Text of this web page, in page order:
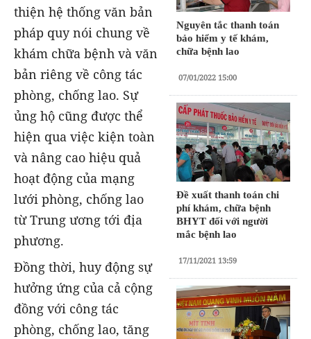
Nguyên tắc thanh toán
bảo hiểm y tế khám,
chữa bệnh lao
07/01/2022 15:00
Đề xuất thanh toán chi
phí khám, chữa bệnh
BHYT đối với người
mắc bệnh lao
17/11/2021 13:59
thiện hệ thống văn bản
pháp quy nói chung về
khám chữa bệnh và văn
bản riêng về công tác
phòng, chống lao. Sự
ủng hộ cũng được thể
hiện qua việc kiện toàn
và nâng cao hiệu quả
hoạt động của mạng
lưới phòng, chống lao
từ Trung ương tới địa
phương.
Đồng thời, huy động sự
hưởng ứng của cả cộng
đồng với công tác
phòng, chống lao, tăng